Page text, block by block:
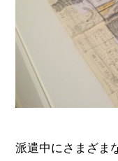
派遣中にさまざま